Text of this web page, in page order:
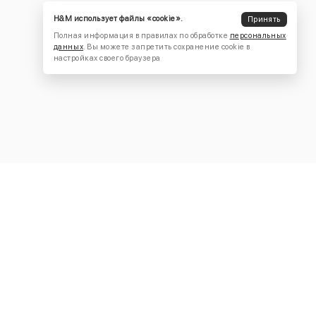
H&M использует файлы «cookie».
Принять
Полная информация в правилах по обработке персональных
данных. Вы можете запретить сохранение cookie в
настройках своего браузера